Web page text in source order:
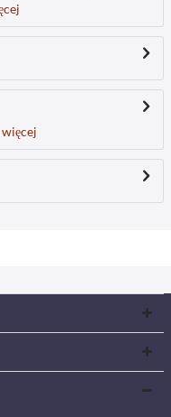
więcej